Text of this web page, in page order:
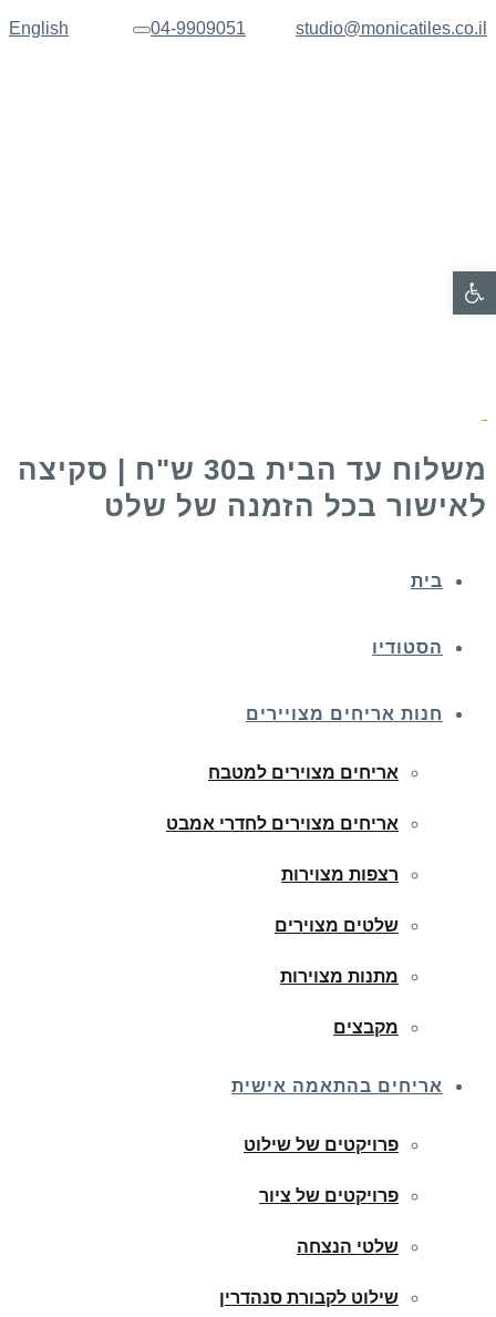
English studio@monicatiles.co.il
04-9909051 תפריט
משלוח עד הבית ב30 ש"ח | סקיצה
לאישור בכל הזמנה של שלט
בית
הסטודיו
חנות אריחים מצויירים
אריחים מצוירים למטבח
אריחים מצוירים לחדרי אמבט
רצפות מצוירות
שלטים מצוירים
מתנות מצוירות
מקבצים
אריחים בהתאמה אישית
פרויקטים של שילוט
פרויקטים של ציור
שלטי הנצחה
שילוט לקבורת סנהדרין
פתח סרגל נגישות